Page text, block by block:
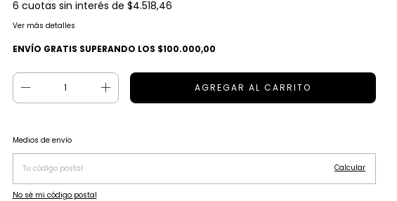
6 cuotas sin interés de $4.518,46
Ver más detalles
ENVÍO GRATIS SUPERANDO LOS $100.000,00
Entregas para el CP:
Medios de envío
Calcular
No sé mi código postal